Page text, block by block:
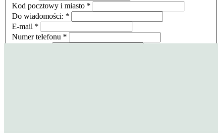
Kod pocztowy i miasto *
Do wiadomości: *
E-mail *
Numer telefonu *